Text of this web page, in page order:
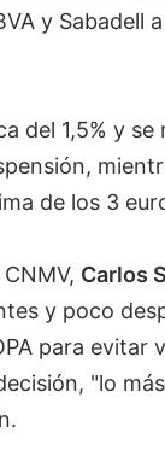
y Sabadell
del 1,5% y
de los 3
Carlos
y poco
para evitar
"lo